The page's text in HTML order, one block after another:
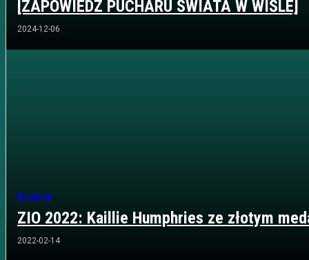
[ZAPOWIEDŹ PUCHARU ŚWIATA W WIŚLE]
2024-12-06
Bobsleje
ZIO 2022: Kaillie Humphries ze złotym
2022-02-14